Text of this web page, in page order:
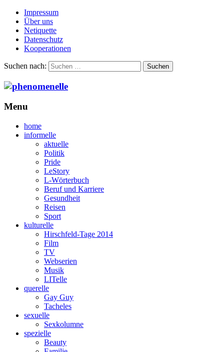
Impressum
Über uns
Netiquette
Datenschutz
Kooperationen
Suchen nach:
Menu
home
informelle
aktuelle
Politik
Pride
LeStory
L-Wörterbuch
Beruf und Karriere
Gesundheit
Reisen
Sport
kulturelle
Hirschfeld-Tage 2014
Film
TV
Webserien
Musik
LITelle
querelle
Gay Guy
Tacheles
sexuelle
Sexkolumne
spezielle
Beauty